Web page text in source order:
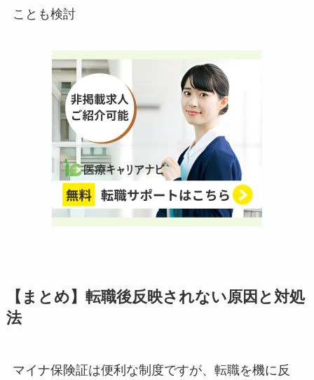
ことも検討
【まとめ】転職後反映されない原因と対処
法
マイナ保険証は便利な制度ですが、転職を機に反